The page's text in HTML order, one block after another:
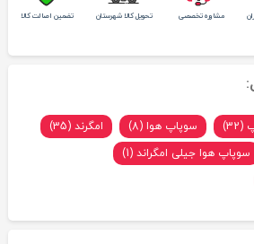
مشاوره تخصصی تحویل کالا شهرستان تضمین اصالت کالا
سوپاپ هوا (8)
امگرند (35)
سوپاپ هوا جیلی امگراند (1)